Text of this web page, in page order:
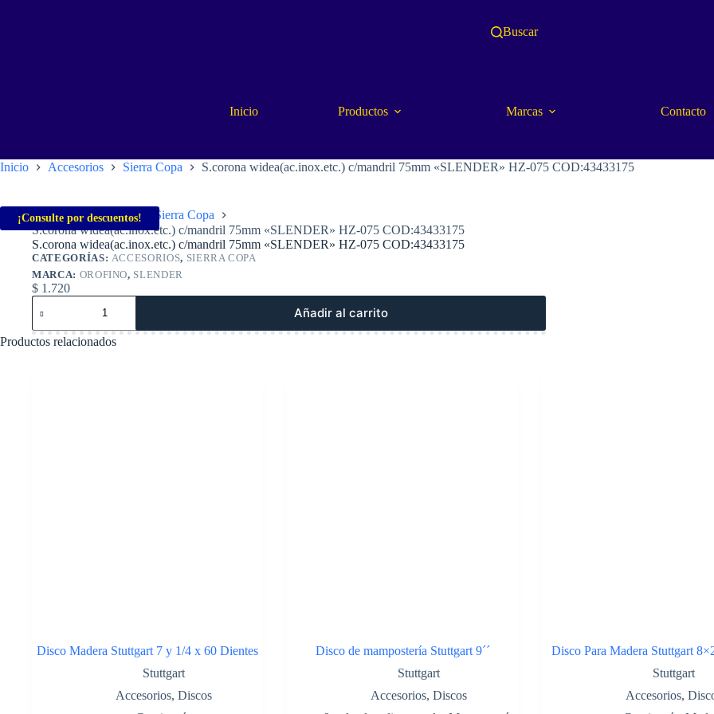
Buscar
Inicio Productos Marcas Contacto
Inicio Accesorios Sierra Copa S.corona widea(ac.inox.etc.) c/mandril 75mm «SLENDER» HZ-075 COD:43433175
¡Consulte por descuentos!
Inicio Accesorios
Sierra Copa
S.corona widea(ac.inox.etc.) c/mandril 75mm «SLENDER» HZ-075 COD:43433175
S.corona widea(ac.inox.etc.) c/mandril 75mm «SLENDER» HZ-075 COD:43433175
CATEGORÍAS: ACCESORIOS, SIERRA COPA
MARCA: OROFINO, SLENDER
$ 1.720
S.corona
widea(ac.inox.etc.)
c/mandril
75mm
Añadir al carrito
Productos relacionados
Disco Madera Stuttgart 7 y 1/4 x 60 Dientes
Stuttgart
Accesorios, Discos
Disco de mampostería Stuttgart 9´´
Stuttgart
Accesorios, Discos
Disco Para Madera Stuttgart
Stuttgart
Accesorios,